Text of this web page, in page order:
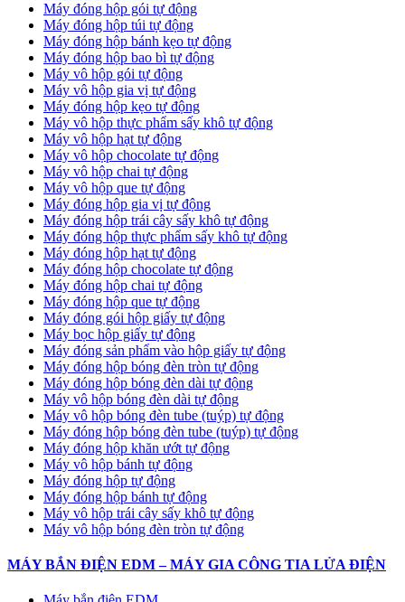
Máy đóng hộp gói tự động
Máy đóng hộp túi tự động
Máy đóng hộp bánh kẹo tự động
Máy đóng hộp bao bì tự động
Máy vô hộp gói tự động
Máy vô hộp gia vị tự động
Máy đóng hộp kẹo tự động
Máy vô hộp thực phẩm sấy khô tự động
Máy vô hộp hạt tự động
Máy vô hộp chocolate tự động
Máy vô hộp chai tự động
Máy vô hộp que tự động
Máy đóng hộp gia vị tự động
Máy đóng hộp trái cây sấy khô tự động
Máy đóng hộp thực phẩm sấy khô tự động
Máy đóng hộp hạt tự động
Máy đóng hộp chocolate tự động
Máy đóng hộp chai tự động
Máy đóng hộp que tự động
Máy đóng gói hộp giấy tự động
Máy bọc hộp giấy tự động
Máy đóng sản phẩm vào hộp giấy tự động
Máy đóng hộp bóng đèn tròn tự động
Máy đóng hộp bóng đèn dài tự động
Máy vô hộp bóng đèn dài tự động
Máy vô hộp bóng đèn tube (tuýp) tự động
Máy đóng hộp bóng đèn tube (tuýp) tự động
Máy đóng hộp khăn ướt tự động
Máy vô hộp bánh tự động
Máy đóng hộp tự động
Máy đóng hộp bánh tự động
Máy vô hộp trái cây sấy khô tự động
Máy vô hộp bóng đèn tròn tự động
MÁY BẮN ĐIỆN EDM – MÁY GIA CÔNG TIA LỬA ĐIỆN